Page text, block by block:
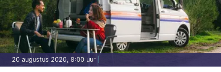
20 augustus 2020, 8:00 uur